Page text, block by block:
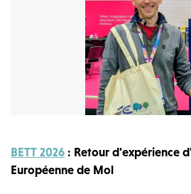
BETT 2026 : Retour d'expérience
Européenne de Mol